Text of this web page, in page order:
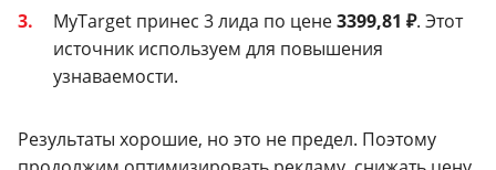
MyTarget принес 3 лида по цене3399,81 ₽. Этот
источник используем для повышения
узнаваемости.
Результаты хорошие, но это не предел. Поэтому